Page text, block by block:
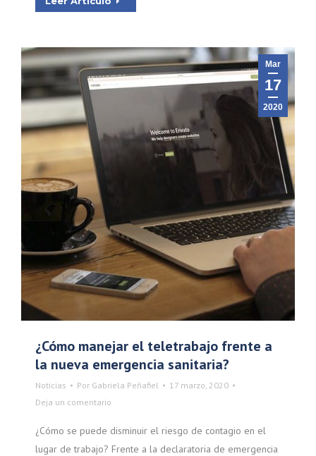
Mar
17
2020
¿Cómo manejar el teletrabajo frente a
la nueva emergencia sanitaria?
Noticias Por Gabriela Peñafiel
17 marzo, 2020
Deja un comentario
¿Cómo se puede disminuir el riesgo de contagio en el
lugar de trabajo? Frente a la declaratoria de emergencia